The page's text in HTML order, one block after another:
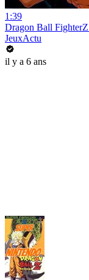
1:39
Dragon Ball
JeuxActu
il y a 6 ans